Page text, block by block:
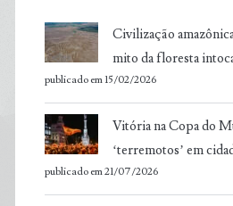
Civilização
mito da floresta
publicado em 15/02/2026
Vitória na Copa do
‘terremotos’ em
publicado em 21/07/2026